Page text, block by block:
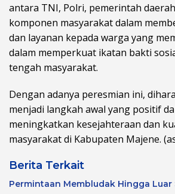
antara TNI, Polri, pemerintah
komponen masyarakat dalam
dan layanan kepada warga yang
dalam memperkuat ikatan bakti
tengah masyarakat.
Dengan adanya peresmian ini,
menjadi langkah awal yang positif
meningkatkan kesejahteraan dan
masyarakat di Kabupaten Majene.
Berita Terkait
Permintaan Membludak Hingga Luar